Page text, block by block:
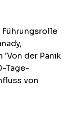
'Von der Panik
Tage-
von